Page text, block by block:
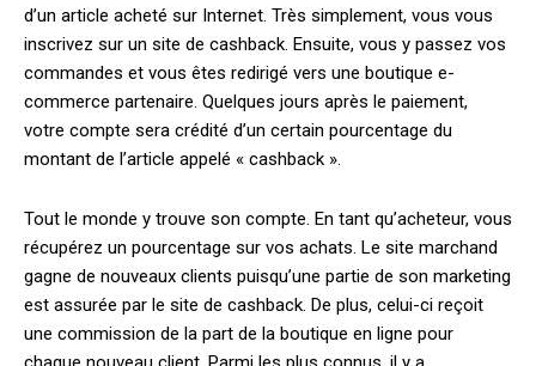
d’un article acheté sur Internet. Très simplement, vous vous
inscrivez sur un site de cashback. Ensuite, vous y passez vos
commandes et vous êtes redirigé vers une boutique e-
commerce partenaire. Quelques jours après le paiement,
votre compte sera crédité d’un certain pourcentage du
montant de l’article appelé « cashback ».
Tout le monde y trouve son compte. En tant qu’acheteur, vous
récupérez un pourcentage sur vos achats. Le site marchand
gagne de nouveaux clients puisqu’une partie de son marketing
est assurée par le site de cashback. De plus, celui-ci reçoit
une commission de la part de la boutique en ligne pour